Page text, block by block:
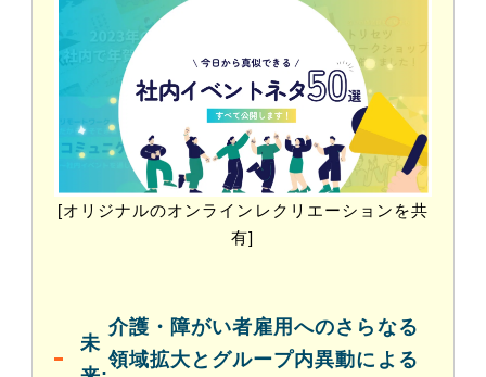
[オリジナルのオンラインレクリエーションを共
有]
未
介護・障がい者雇用へのさらなる
領域拡大とグループ内異動による